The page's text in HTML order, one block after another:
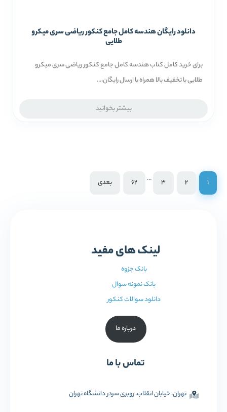
دانلود رایگان هندسه کامل جامع کنکور ریاضی سری میکرو
طلایی
برای خرید کامل کتاب هندسه کامل جامع کنکور ریاضی سری میکرو
طلایی با تخفیف بالا همراه با ارسال رایگان،...
بیشتر بخوانید
1
2
3
…
62 بعدی
لینک های مفید
بانک جزوه
بانک نمونه سوال
دانلود سوالات کنکور
درباره ما
تماس با ما
تهران، خیابان انقلاب، روبری سردر دانشگاه تهران